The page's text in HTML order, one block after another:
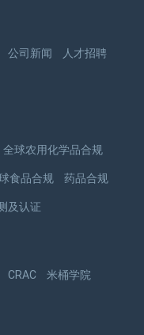
公司新闻 人才招聘
全球农用化学品合规
食品合规 药品合规
及认证
CRAC 米桶学院